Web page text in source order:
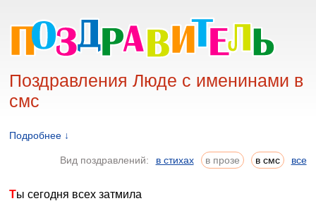
Поздравления Люде с именинами в
смс
Подробнее ↓
Вид поздравлений: в стихах в прозе в смс все
Ты сегодня всех затмила